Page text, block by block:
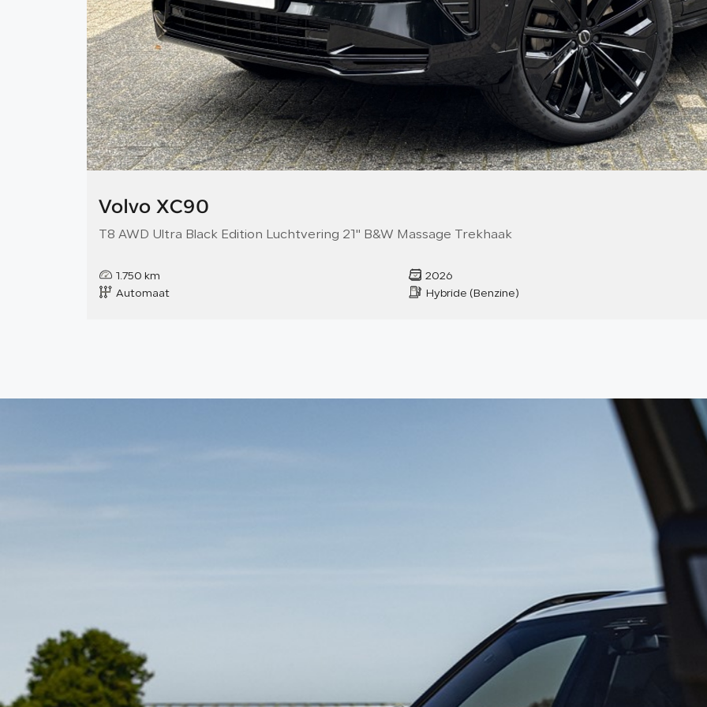
Volvo XC90
T8 AWD Ultra Black Edition Luchtvering 21" B&W Massage Trekhaak
1.750 km
2026
Automaat
Hybride (Benzine)